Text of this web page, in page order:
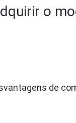
o
de